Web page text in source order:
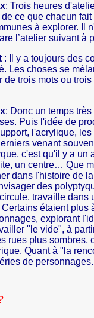
: Trois heures
ce que chacun
à explorer. Il
l’atelier suivant à
: Il y a toujours des
Les choses se
de trois mots ou
: Donc un temps
Puis l'idée de
l'acrylique,
venant
c'est qu'il y a un
un centre… Que
dans l'histoire de
des
travaille dans
étaient plus
explorant
"le vide", à
rues plus
Quant à "la
de personnages.